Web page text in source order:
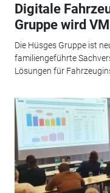
Digitale
Gruppe wird
Die Hüsges Gruppe ist
familiengeführte
Lösungen für